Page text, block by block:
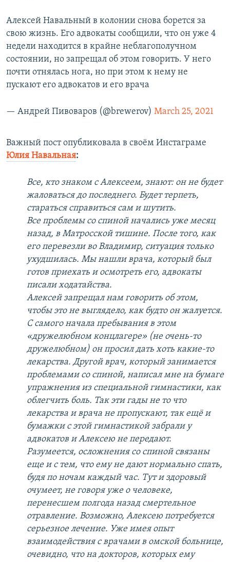
Алексей Навальный в колонии снова борется за
свою жизнь. Его адвокаты сообщили, что он уже 4
недели находится в крайне неблагополучном
состоянии, но запрещал об этом говорить. У него
почти отнялась нога, но при этом к нему не
пускают его адвокатов и его врача
— Андрей Пивоваров (@brewerov) March 25, 2021
Важный пост опубликовала в своём Инстаграме
Юлия Навальная:
Все, кто знаком с Алексеем, знают: он не будет
жаловаться до последнего. Будет терпеть,
стараться справиться сам и шутить.
Все проблемы со спиной начались уже месяц
назад, в Матросской тишине. После того, как
его перевезли во Владимир, ситуация только
ухудшилась. Мы нашли врача, который был
готов приехать и осмотреть его, адвокаты
писали ходатайства.
Алексей запрещал нам говорить об этом,
чтобы это не выглядело, как будто он жалуется.
С самого начала пребывания в этом
«дружелюбном концлагере» (не очень-то
дружелюбном) он просил дать хоть какие-то
лекарства. Другой врач, который занимается
проблемами со спиной, написал мне на бумаге
упражнения из специальной гимнастики, как
облегчить боль. Так эти гады не то что
лекарства и врача не пропускают, так ещё и
бумажки с этой гимнастикой забрали у
адвокатов и Алексею не передают.
Разумеется, осложнения со спиной связаны
еще и с тем, что ему не дают нормально спать,
будя по ночам каждый час. Тут и здоровый
очумеет, не говоря уже о человеке,
перенесшем полгода назад смертельное
отравление. Возможно, Алексею потребуется
серьезное лечение. Уже имея опыт
взаимодействия с врачами в омской больнице,
очевидно, что на докторов, которых ему